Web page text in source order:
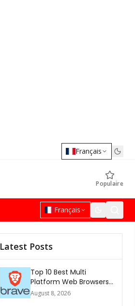
Français
Populaire
Français
Latest Posts
Top 10 Best Multi
Platform Web Browsers
In The world 2026
August 8, 2026